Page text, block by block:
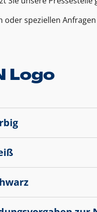
oder speziellen
Logo